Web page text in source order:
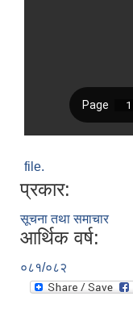
file.
प्रकार:
सूचना तथा समाचार
आर्थिक वर्ष:
०८१/०८२